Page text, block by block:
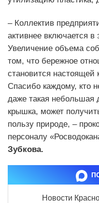
– Коллектив
активнее включается в
Увеличение объема
том, что бережное
становится настоящей
Спасибо каждому, кто
даже такая небольшая
крышка, может
пользу природе, –
персоналу
Зубкова.
Новости